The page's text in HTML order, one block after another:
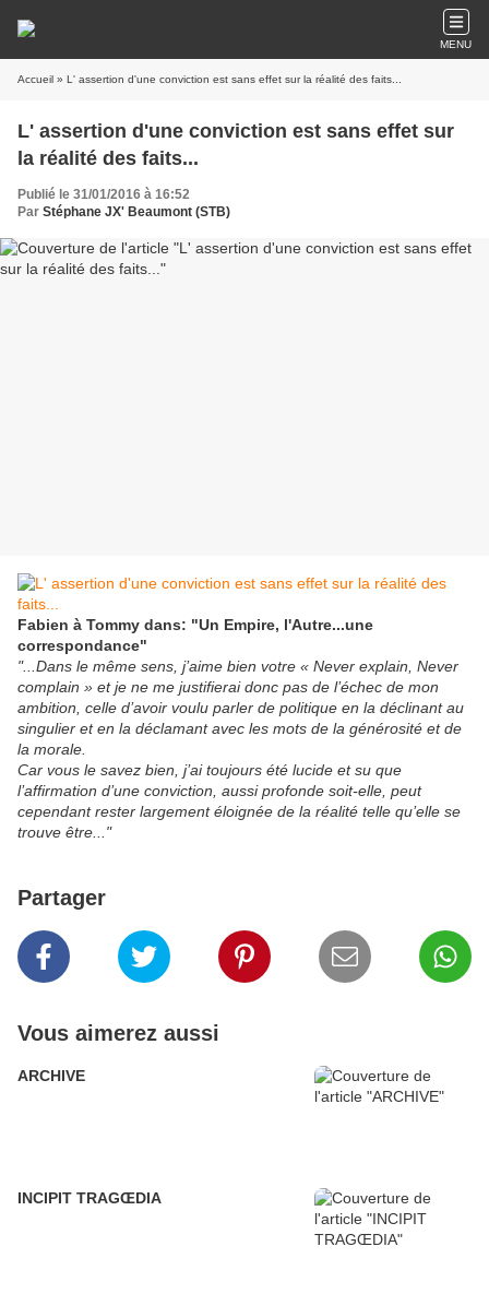
MENU
Accueil » L' assertion d'une conviction est sans effet sur la réalité des faits...
L' assertion d'une conviction est sans effet sur
la réalité des faits...
Publié le 31/01/2016 à 16:52
Par Stéphane JX' Beaumont (STB)
Fabien à Tommy dans: "Un Empire, l'Autre...une
correspondance"
"...Dans le même sens, j’aime bien votre « Never explain, Never
complain » et je ne me justifierai donc pas de l’échec de mon
ambition, celle d’avoir voulu parler de politique en la déclinant au
singulier et en la déclamant avec les mots de la générosité et de
la morale.
Car vous le savez bien, j’ai toujours été lucide et su que
l’affirmation d’une conviction, aussi profonde soit-elle, peut
cependant rester largement éloignée de la réalité telle qu’elle se
trouve être..."
Partager
Vous aimerez aussi
ARCHIVE
INCIPIT TRAGŒDIA